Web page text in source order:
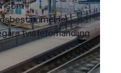
som
tvisteförhandling